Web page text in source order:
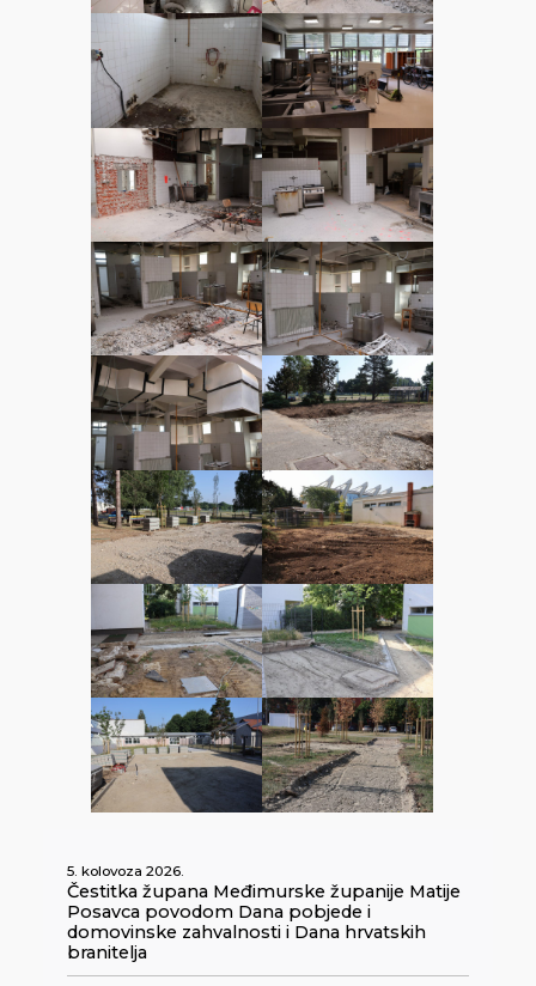
5. kolovoza 2026.
Čestitka župana Međimurske županije Matije
Posavca povodom Dana pobjede i
domovinske zahvalnosti i Dana hrvatskih
branitelja